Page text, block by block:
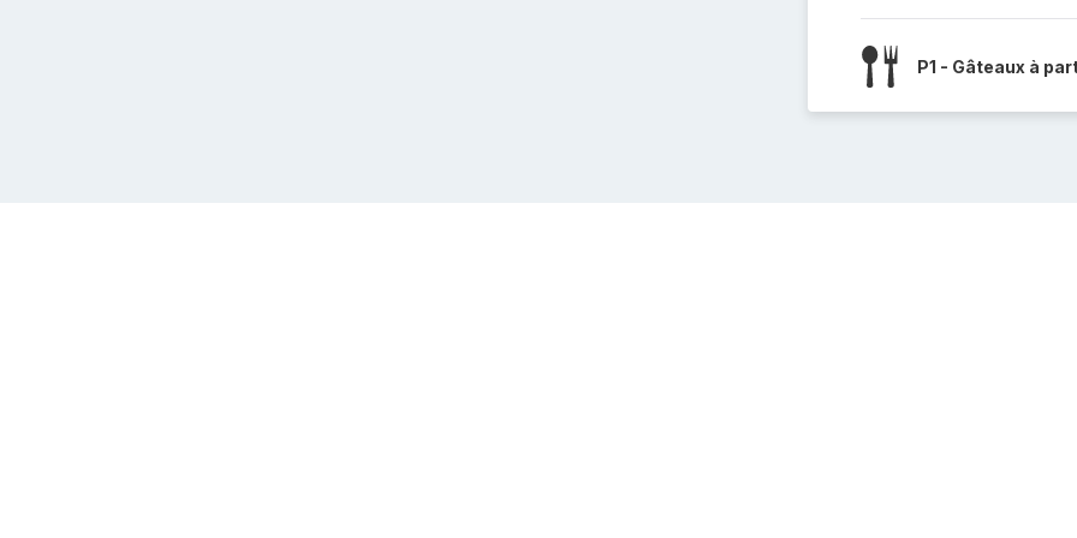
P1 - Gâteaux à